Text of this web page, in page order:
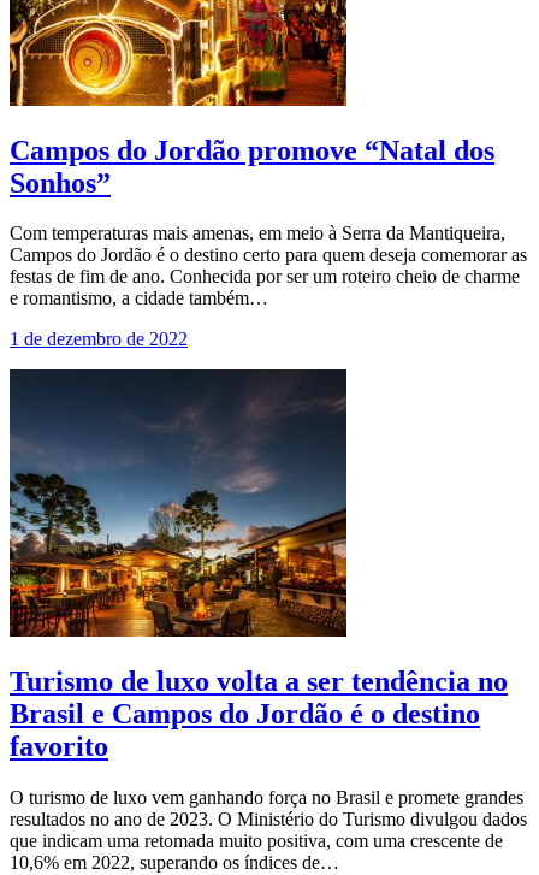
Campos do Jordão promove “Natal dos
Sonhos”
Com temperaturas mais amenas, em meio à Serra da Mantiqueira,
Campos do Jordão é o destino certo para quem deseja comemorar as
festas de fim de ano. Conhecida por ser um roteiro cheio de charme
e romantismo, a cidade também…
1 de dezembro de 2022
Turismo de luxo volta a ser tendência no
Brasil e Campos do Jordão é o destino
favorito
O turismo de luxo vem ganhando força no Brasil e promete grandes
resultados no ano de 2023. O Ministério do Turismo divulgou dados
que indicam uma retomada muito positiva, com uma crescente de
10,6% em 2022, superando os índices de…